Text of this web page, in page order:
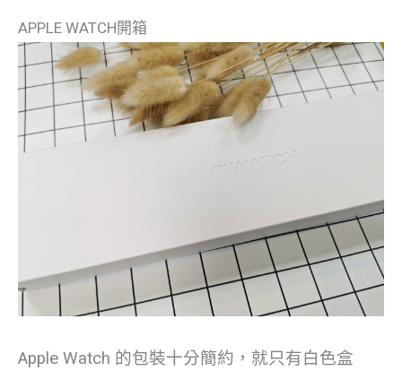
APPLE WATCH開箱
Apple Watch 的包裝十分簡約，就只有白色盒